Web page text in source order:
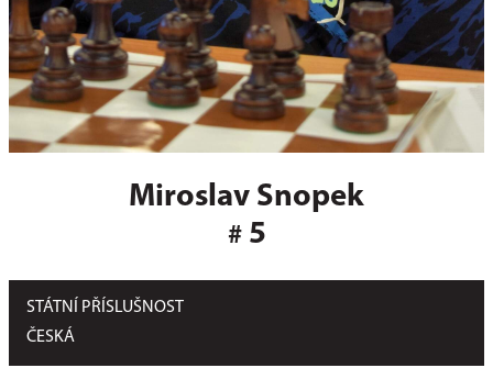
Miroslav Snopek
# 5
STÁTNÍ PŘÍSLUŠNOST
ČESKÁ